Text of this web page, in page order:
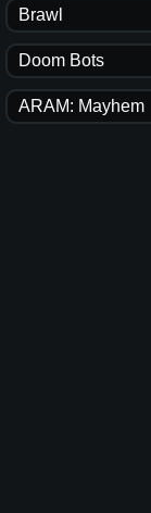
Brawl
Doom Bots
ARAM: Mayhem